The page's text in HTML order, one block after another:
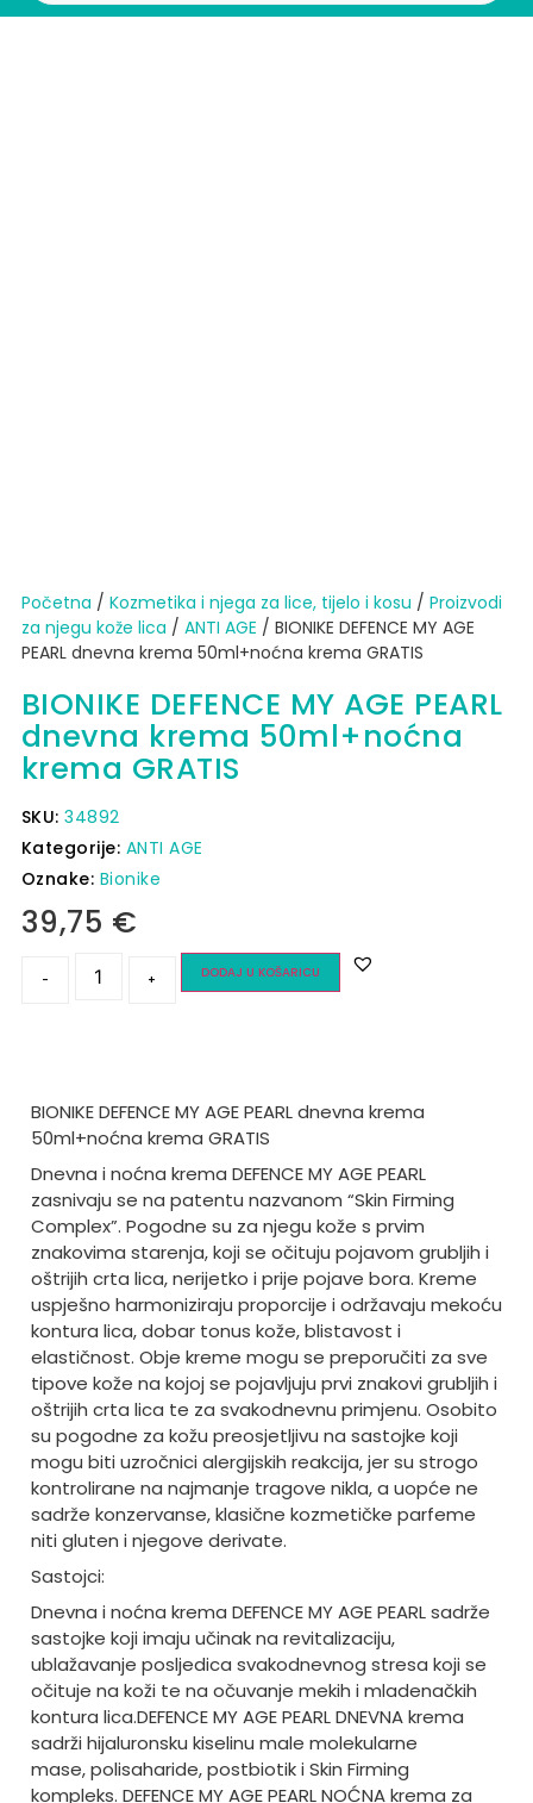
Početna / Kozmetika i njega za lice, tijelo i kosu / Proizvodi
za njegu kože lica / ANTI AGE / BIONIKE DEFENCE MY AGE
PEARL dnevna krema 50ml+noćna krema GRATIS
BIONIKE DEFENCE MY AGE PEARL
dnevna krema 50ml+noćna
krema GRATIS
SKU:34892
Kategorije: ANTI AGE
Oznake: Bionike
39,75 €
- + DODAJ U KOŠARICU
BIONIKE DEFENCE MY AGE PEARL dnevna krema
50ml+noćna krema GRATIS
Dnevna i noćna krema DEFENCE MY AGE PEARL
zasnivaju se na patentu nazvanom “Skin Firming
Complex”. Pogodne su za njegu kože s prvim
znakovima starenja, koji se očituju pojavom grubljih i
oštrijih crta lica, nerijetko i prije pojave bora. Kreme
uspješno harmoniziraju proporcije i održavaju mekoću
kontura lica, dobar tonus kože, blistavost i
elastičnost. Obje kreme mogu se preporučiti za sve
tipove kože na kojoj se pojavljuju prvi znakovi grubljih i
oštrijih crta lica te za svakodnevnu primjenu. Osobito
su pogodne za kožu preosjetljivu na sastojke koji
mogu biti uzročnici alergijskih reakcija, jer su strogo
kontrolirane na najmanje tragove nikla, a uopće ne
sadrže konzervanse, klasične kozmetičke parfeme
niti gluten i njegove derivate.
Sastojci:
Dnevna i noćna krema DEFENCE MY AGE PEARL sadrže
sastojke koji imaju učinak na revitalizaciju,
ublažavanje posljedica svakodnevnog stresa koji se
očituje na koži te na očuvanje mekih i mladenačkih
kontura lica.DEFENCE MY AGE PEARL DNEVNA krema
sadrži hijaluronsku kiselinu male molekularne
mase, polisaharide, postbiotik i Skin Firming
kompleks. DEFENCE MY AGE PEARL NOĆNA krema za